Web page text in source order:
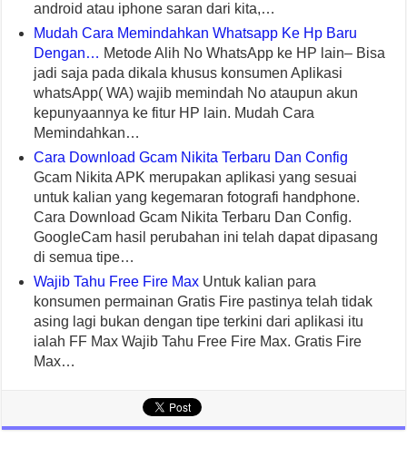
android atau iphone saran dari kita,…
Mudah Cara Memindahkan Whatsapp Ke Hp Baru
Dengan… Metode Alih No WhatsApp ke HP lain– Bisa
jadi saja pada dikala khusus konsumen Aplikasi
whatsApp( WA) wajib memindah No ataupun akun
kepunyaannya ke fitur HP lain. Mudah Cara
Memindahkan…
Cara Download Gcam Nikita Terbaru Dan Config
Gcam Nikita APK merupakan aplikasi yang sesuai
untuk kalian yang kegemaran fotografi handphone.
Cara Download Gcam Nikita Terbaru Dan Config.
GoogleCam hasil perubahan ini telah dapat dipasang
di semua tipe…
Wajib Tahu Free Fire Max Untuk kalian para
konsumen permainan Gratis Fire pastinya telah tidak
asing lagi bukan dengan tipe terkini dari aplikasi itu
ialah FF Max Wajib Tahu Free Fire Max. Gratis Fire
Max…